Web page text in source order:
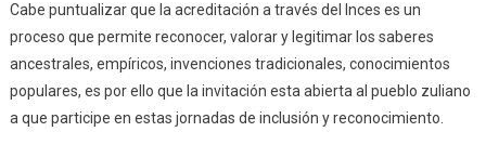
Cabe puntualizar que la acreditación a través del Inces es un
proceso que permite reconocer, valorar y legitimar los saberes
ancestrales, empíricos, invenciones tradicionales, conocimientos
populares, es por ello que la invitación esta abierta al pueblo zuliano
a que participe en estas jornadas de inclusión y reconocimiento.